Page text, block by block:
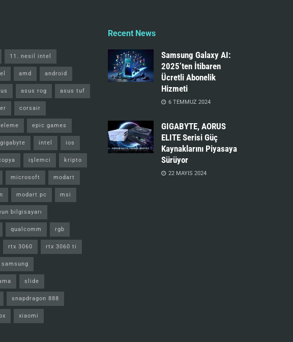
11. nesil intel
amd android
asus rog asus tuf
corsair
epic games
gigabyte intel ios
işlemci kripto
microsoft modart
modart pc msi
bilgisayarı
qualcomm rgb
rtx 3060 rtx 3060 ti
samsung
slide
snapdragon 888
xiaomi
Recent News
Samsung Galaxy AI:
2025’ten İtibaren
Ücretli Abonelik
Hizmeti
6 TEMMUZ 2024
GIGABYTE, AORUS
ELITE Serisi Güç
Kaynaklarını Piyasaya
Sürüyor
22 MAYIS 2024